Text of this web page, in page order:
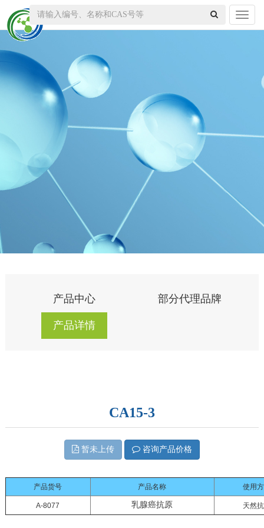
产品中心 部分代理品牌
产品详情
CA15-3
暂未上传 咨询产品价格
产品货号 产品名称 使用
A-8077 乳腺癌抗原 天然